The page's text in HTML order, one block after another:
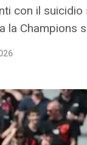
con il
la Champions